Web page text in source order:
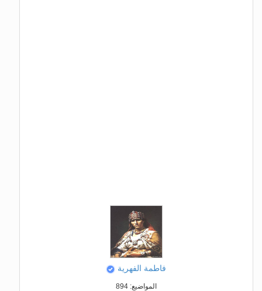
فاطمة الفهرية
المواضيع: 894